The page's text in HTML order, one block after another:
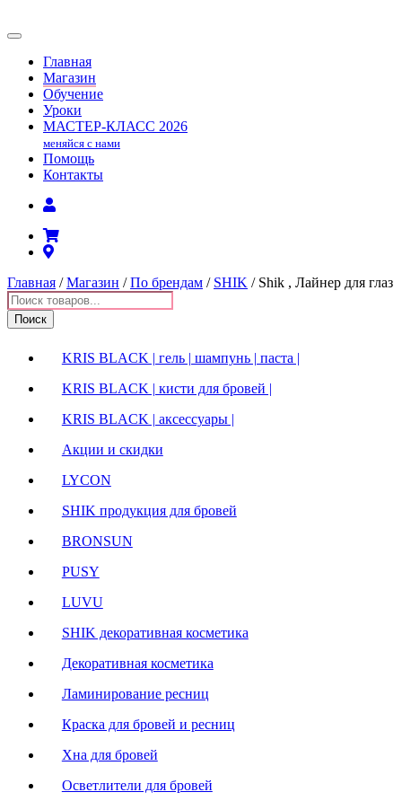
Главная
Магазин
Обучение
Уроки
МАСТЕР-КЛАСС 2026
меняйся с нами
Помощь
Контакты
Главная /Магазин /По брендам / SHIK / Shik , Лайнер для глаз
Поиск
товаров
Поиск
KRIS BLACK | гель | шампунь | паста |
KRIS BLACK | кисти для бровей |
KRIS BLACK | аксессуары |
Акции и скидки
LYCON
SHIK продукция для бровей
BRONSUN
PUSY
LUVU
SHIK декоративная косметика
Декоративная косметика
Ламинирование ресниц
Краска для бровей и ресниц
Хна для бровей
Осветлители для бровей